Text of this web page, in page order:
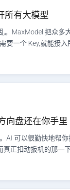
所有大模型
。MaxModel 把众多
要一个 Key,就能接入
向盘还在你手里
AI 可以很勤快地帮
真正扣动扳机的那一